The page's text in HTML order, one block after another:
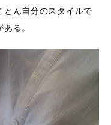
とん自分のスタイルで
る。